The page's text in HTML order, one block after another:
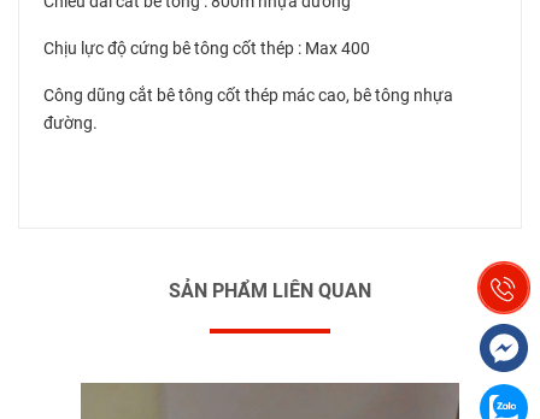
Chịu lực độ cứng bê tông cốt thép : Max 400
Công dũng cắt bê tông cốt thép mác cao, bê tông nhựa
đường.
SẢN PHẨM LIÊN QUAN